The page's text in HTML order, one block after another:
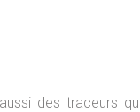
proposer des
revenus fonciers, la
puisque l’on
des traceurs